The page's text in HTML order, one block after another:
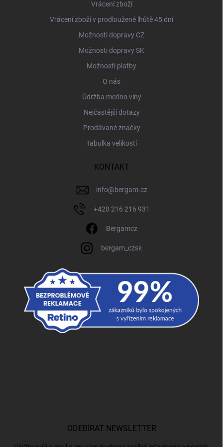
Vrácení zboží
Vrácení zboží v prodloužené lhůtě 45 dní
Možnosti dopravy CZ
Možnosti dopravy SK
Možnosti platby
O nás
Údržba merino vlny
Nejčastější dotazy
Prodávané značky
Tabulka velikostí
KONTAKT
info@bergam.cz
+420 216 216 931
Bergamcz
bergam_czsk
ODEBÍRAT NEWSLETTER